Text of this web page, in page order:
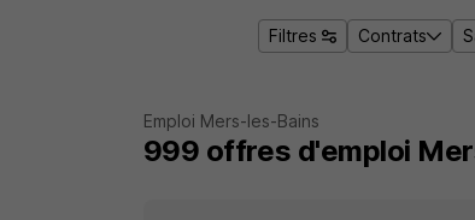
Filtres Contrats
Emploi Mers-les-Bains
999 offres d'emploi